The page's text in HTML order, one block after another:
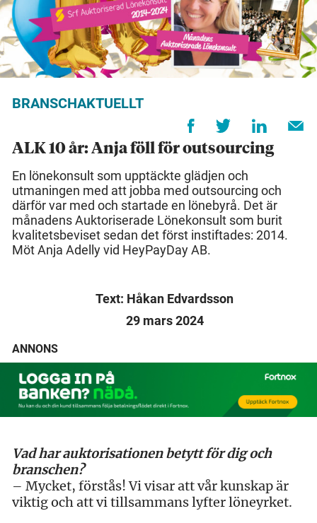
BRANSCHAKTUELLT
ALK 10 år: Anja föll för outsourcing
En lönekonsult som upptäckte glädjen och
utmaningen med att jobba med outsourcing och
därför var med och startade en lönebyrå. Det är
månadens Auktoriserade Lönekonsult som burit
kvalitetsbeviset sedan det först instiftades: 2014.
Möt Anja Adelly vid HeyPayDay AB.
Text: Håkan Edvardsson
29 mars 2024
ANNONS
Vad har auktorisationen betytt för dig och
branschen?
– Mycket, förstås! Vi visar att vår kunskap är
viktig och att vi tillsammans lyfter löneyrket.